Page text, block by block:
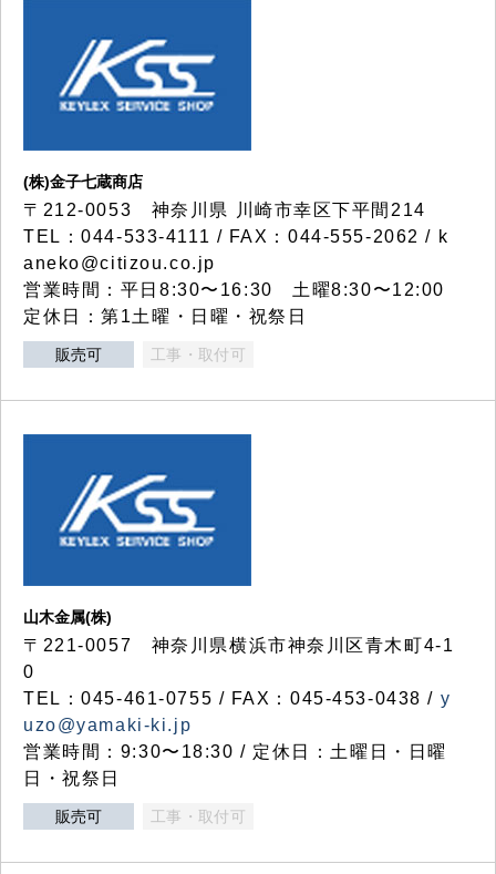
(株)金子七蔵商店
〒212-0053 神奈川県 川崎市幸区下平間214
TEL：044-533-4111 / FAX：044-555-2062 / k
aneko@citizou.co.jp
営業時間：平日8:30〜16:30 土曜8:30〜12:00
定休日：第1土曜・日曜・祝祭日
販売可 工事・取付可
山木金属(株)
〒221-0057 神奈川県横浜市神奈川区青木町4-1
0
TEL：045-461-0755 / FAX：045-453-0438 / y
uzo@yamaki-ki.jp
営業時間：9:30〜18:30 / 定休日：土曜日・日曜
日・祝祭日
販売可 工事・取付可